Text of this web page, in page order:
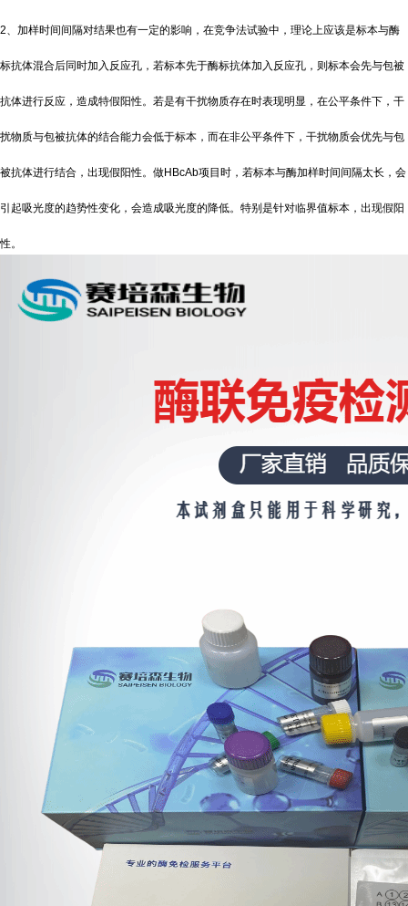
2、加样时间间隔对结果也有一定的影响，在竞争法试验中，理论上应该是标本与酶
标抗体混合后同时加入反应孔，若标本先于酶标抗体加入反应孔，则标本会先与包被
抗体进行反应，造成特假阳性。若是有干扰物质存在时表现明显，在公平条件下，干
扰物质与包被抗体的结合能力会低于标本，而在非公平条件下，干扰物质会优先与包
被抗体进行结合，出现假阳性。做HBcAb项目时，若标本与酶加样时间间隔太长，会
引起吸光度的趋势性变化，会造成吸光度的降低。特别是针对临界值标本，出现假阳
性。